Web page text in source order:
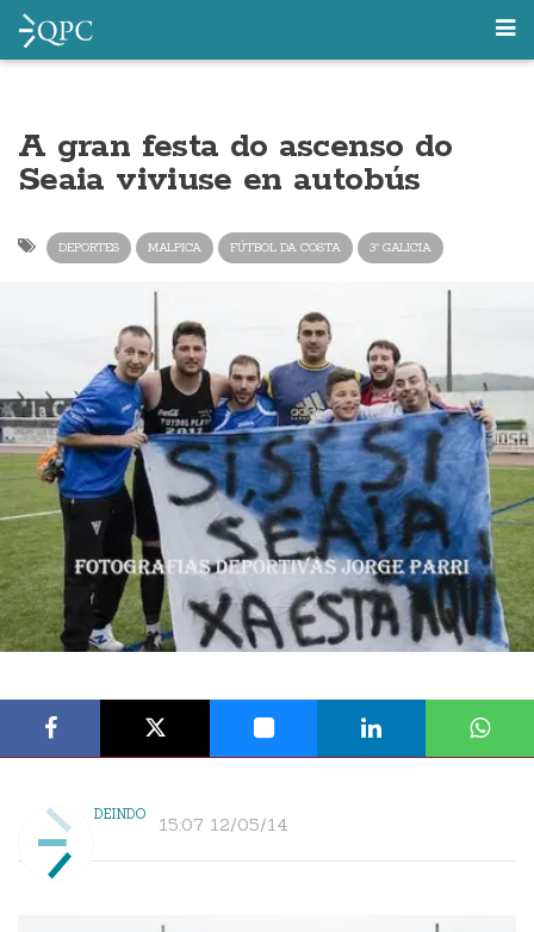
A gran festa do ascenso do
Seaia viviuse en autobús
DEPORTES MALPICA FÚTBOL DA COSTA 3ª GALICIA
DEINDO 15:07 12/05/14